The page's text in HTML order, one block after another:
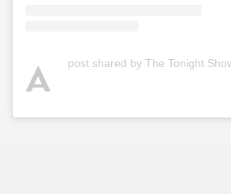
A post shared by The Tonight